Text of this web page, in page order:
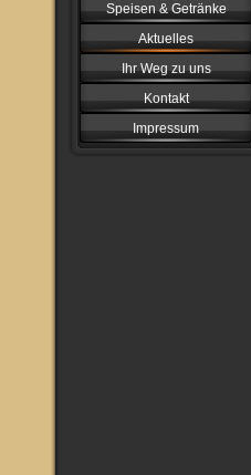
Speisen & Getränke
Aktuelles
Ihr Weg zu uns
Kontakt
Impressum